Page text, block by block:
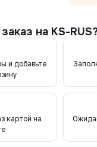
на KS-
и добавьте
картой на